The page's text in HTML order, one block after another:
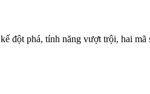
phá, tính năng vượt trội, hai mã